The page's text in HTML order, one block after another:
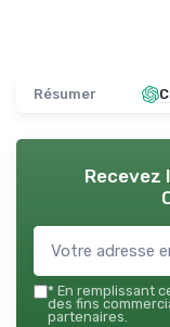
Résumer
Recevez
* En remplissant
des fins
partenaires.